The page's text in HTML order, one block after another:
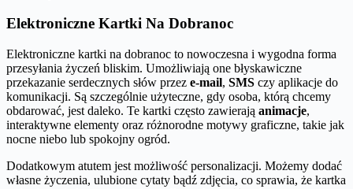
Elektroniczne Kartki Na Dobranoc
Elektroniczne kartki na dobranoc to nowoczesna i wygodna forma
przesyłania życzeń bliskim. Umożliwiają one błyskawiczne
przekazanie serdecznych słów przez e-mail, SMS czy aplikacje do
komunikacji. Są szczególnie użyteczne, gdy osoba, którą chcemy
obdarować, jest daleko. Te kartki często zawierają animacje,
interaktywne elementy oraz różnorodne motywy graficzne, takie jak
nocne niebo lub spokojny ogród.
Dodatkowym atutem jest możliwość personalizacji. Możemy dodać
własne życzenia, ulubione cytaty bądź zdjęcia, co sprawia, że kartka